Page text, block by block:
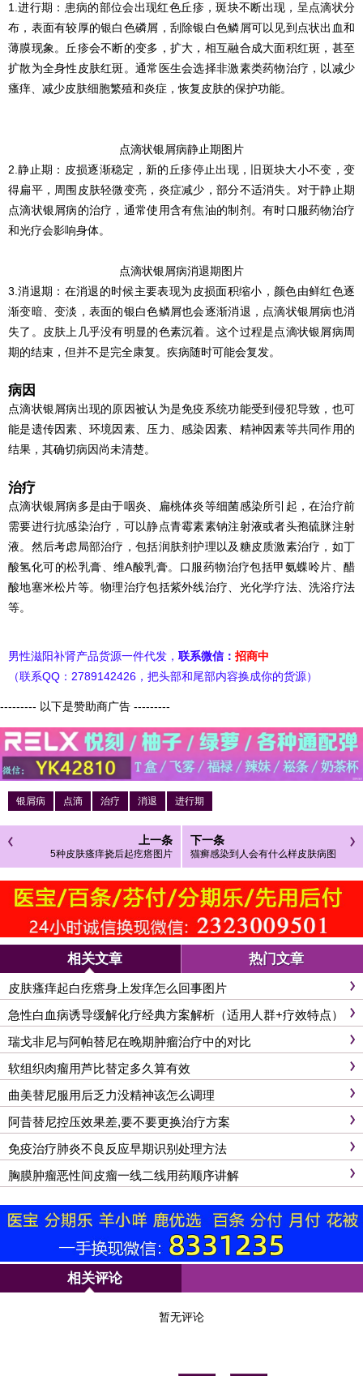
1.进行期：患病的部位会出现红色丘疹，斑块不断出现，呈点滴状分
布，表面有较厚的银白色磷屑，刮除银白色鳞屑可以见到点状出血和
薄膜现象。丘疹会不断的变多，扩大，相互融合成大面积红斑，甚至
扩散为全身性皮肤红斑。通常医生会选择非激素类药物治疗，以减少
瘙痒、减少皮肤细胞繁殖和炎症，恢复皮肤的保护功能。
点滴状银屑病静止期图片
2.静止期：皮损逐渐稳定，新的丘疹停止出现，旧斑块大小不变，变
得扁平，周围皮肤轻微变亮，炎症减少，部分不适消失。对于静止期
点滴状银屑病的治疗，通常使用含有焦油的制剂。有时口服药物治疗
和光疗会影响身体。
点滴状银屑病消退期图片
3.消退期：在消退的时候主要表现为皮损面积缩小，颜色由鲜红色逐
渐变暗、变淡，表面的银白色鳞屑也会逐渐消退，点滴状银屑病也消
失了。皮肤上几乎没有明显的色素沉着。这个过程是点滴状银屑病周
期的结束，但并不是完全康复。疾病随时可能会复发。
病因
点滴状银屑病出现的原因被认为是免疫系统功能受到侵犯导致，也可
能是遗传因素、环境因素、压力、感染因素、精神因素等共同作用的
结果，其确切病因尚未清楚。
治疗
点滴状银屑病多是由于咽炎、扁桃体炎等细菌感染所引起，在治疗前
需要进行抗感染治疗，可以静点青霉素素钠注射液或者头孢硫脒注射
液。然后考虑局部治疗，包括润肤剂护理以及糖皮质激素治疗，如丁
酸氢化可的松乳膏、维A酸乳膏。口服药物治疗包括甲氨蝶呤片、醋
酸地塞米松片等。物理治疗包括紫外线治疗、光化学疗法、洗浴疗法
等。
男性滋阳补肾产品货源一件代发， 联系微信： 招商中
（联系QQ：2789142426，把头部和尾部内容换成你的货源）
--------- 以下是赞助商广告 ---------
银屑病 点滴 治疗 消退 进行期
上一条
5种皮肤瘙痒挠后起疙瘩图片
下一条
猫癣感染到人会有什么样皮肤病图
片
相关文章 热门文章
皮肤瘙痒起白疙瘩身上发痒怎么回事图片
急性白血病诱导缓解化疗经典方案解析（适用人群+疗效特点）
瑞戈非尼与阿帕替尼在晚期肿瘤治疗中的对比
软组织肉瘤用芦比替定多久算有效
曲美替尼服用后乏力没精神该怎么调理
阿昔替尼控压效果差,要不要更换治疗方案
免疫治疗肺炎不良反应早期识别处理方法
胸膜肿瘤恶性间皮瘤一线二线用药顺序讲解
相关评论
暂无评论